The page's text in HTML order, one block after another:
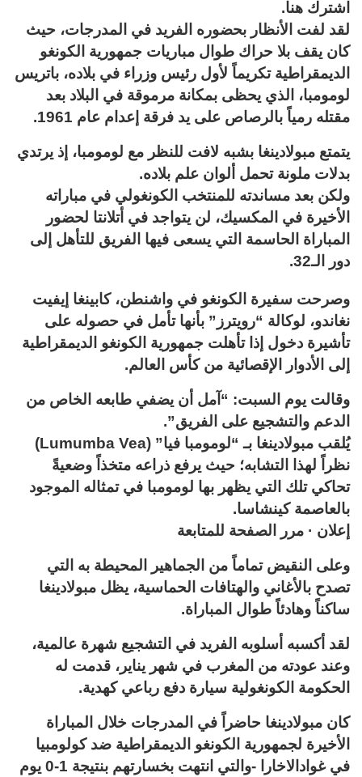
اشترك هنا.
لقد لفت الأنظار بحضوره الفريد في المدرجات، حيث
كان يقف بلا حراك طوال مباريات جمهورية الكونغو
الديمقراطية تكريماً لأول رئيس وزراء في بلاده، باتريس
لومومبا، الذي يحظى بمكانة مرموقة في البلاد بعد
مقتله رمياً بالرصاص على يد فرقة إعدام عام 1961.
يتمتع مبولادينغا بشبه لافت للنظر مع لومومبا، إذ يرتدي
بدلات ملونة تحمل ألوان علم بلاده.
ولكن بعد مساندته للمنتخب الكونغولي في مباراته
الأخيرة في المكسيك، لن يتواجد في أتلانتا لحضور
المباراة الحاسمة التي يسعى فيها الفريق للتأهل إلى
دور الـ32.
وصرحت سفيرة الكونغو في واشنطن، كابينغا إيفيت
نغاندو، لوكالة “رويترز” بأنها تأمل في حصوله على
تأشيرة دخول إذا تأهلت جمهورية الكونغو الديمقراطية
إلى الأدوار الإقصائية من كأس العالم.
وقالت يوم السبت: “آمل أن يضفي طابعه الخاص من
الدعم والتشجيع على الفريق”.
يُلقب مبولادينغا بـ “لومومبا فيا” (Lumumba Vea)
نظراً لهذا التشابه؛ حيث يرفع ذراعه متخذاً وضعيةً
تحاكي تلك التي يظهر بها لومومبا في تمثاله الموجود
بالعاصمة كينشاسا.
إعلان · مرر الصفحة للمتابعة
وعلى النقيض تماماً من الجماهير المحيطة به التي
تصدح بالأغاني والهتافات الحماسية، يظل مبولادينغا
ساكناً وهادئاً طوال المباراة.
لقد أكسبه أسلوبه الفريد في التشجيع شهرة عالمية،
وعند عودته من المغرب في شهر يناير، قدمت له
الحكومة الكونغولية سيارة دفع رباعي كهدية.
كان مبولادينغا حاضراً في المدرجات خلال المباراة
الأخيرة لجمهورية الكونغو الديمقراطية ضد كولومبيا
في غوادالاخارا -والتي انتهت بخسارتهم بنتيجة 1-0 يوم